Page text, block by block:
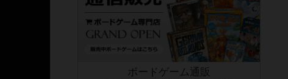
ボードゲーム通販